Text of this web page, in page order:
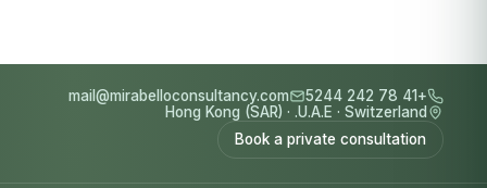
+41 78 242 5244
mail@mirabelloconsultancy.com
Switzerland
·
U.A.E.
·
Hong Kong (SAR)
Book a private consultation